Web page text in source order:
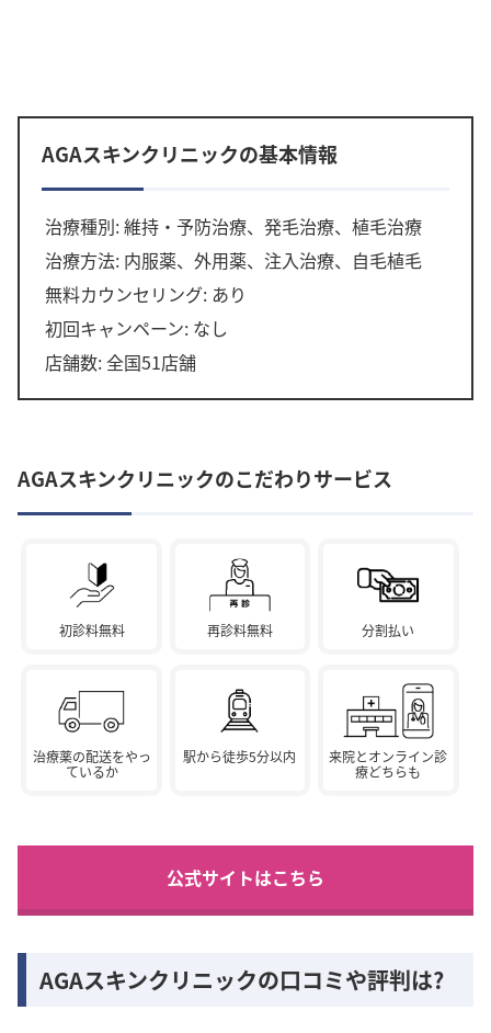
AGAスキンクリニックの基本情報
治療種別: 維持・予防治療、発毛治療、植毛治療
治療方法: 内服薬、外用薬、注入治療、自毛植毛
無料カウンセリング: あり
初回キャンペーン: なし
店舗数: 全国51店舗
AGAスキンクリニックのこだわりサービス
初診料無料 再診料無料 分割払い
治療薬の配送をやっ
ているか
駅から徒歩5分以内
来院とオンライン診
療どちらも
公式サイトはこちら
AGAスキンクリニックの口コミや評判は?